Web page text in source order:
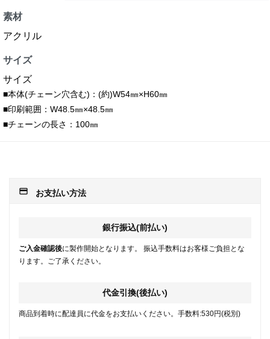
素材
アクリル
サイズ
サイズ
■本体(チェーン穴含む)：(約)W54㎜×H60㎜
■印刷範囲：W48.5㎜×48.5㎜
■チェーンの長さ：100㎜
payment お支払い方法
銀行振込(前払い)
ご入金確認後に製作開始となります。 振込手数料はお客様ご負担とな
ります。ご了承ください。
代金引換(後払い)
商品到着時に配達員に代金をお支払いください。手数料:530円(税別)